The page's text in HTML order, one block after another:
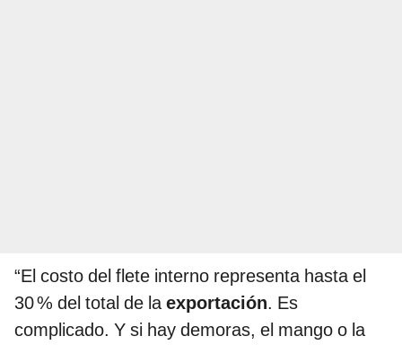
“El costo del flete interno representa hasta el
30 % del total de laexportación. Es
complicado. Y si hay demoras, el mango o la